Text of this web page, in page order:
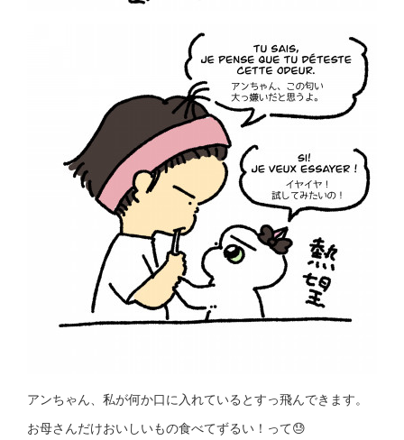
アンちゃん、私が何か口に入れているとすっ飛んできます。
お母さんだけおいしいもの食べてずるい！って😓